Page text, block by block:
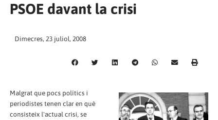
PSOE davant la crisi
Dimecres, 23 juliol, 2008
Malgrat que pocs polítics i
periodistes tenen clar en què
consisteix l'actual crisi, se